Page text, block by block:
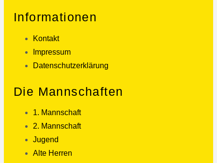
Informationen
Kontakt
Impressum
Datenschutzerklärung
Die Mannschaften
1. Mannschaft
2. Mannschaft
Jugend
Alte Herren